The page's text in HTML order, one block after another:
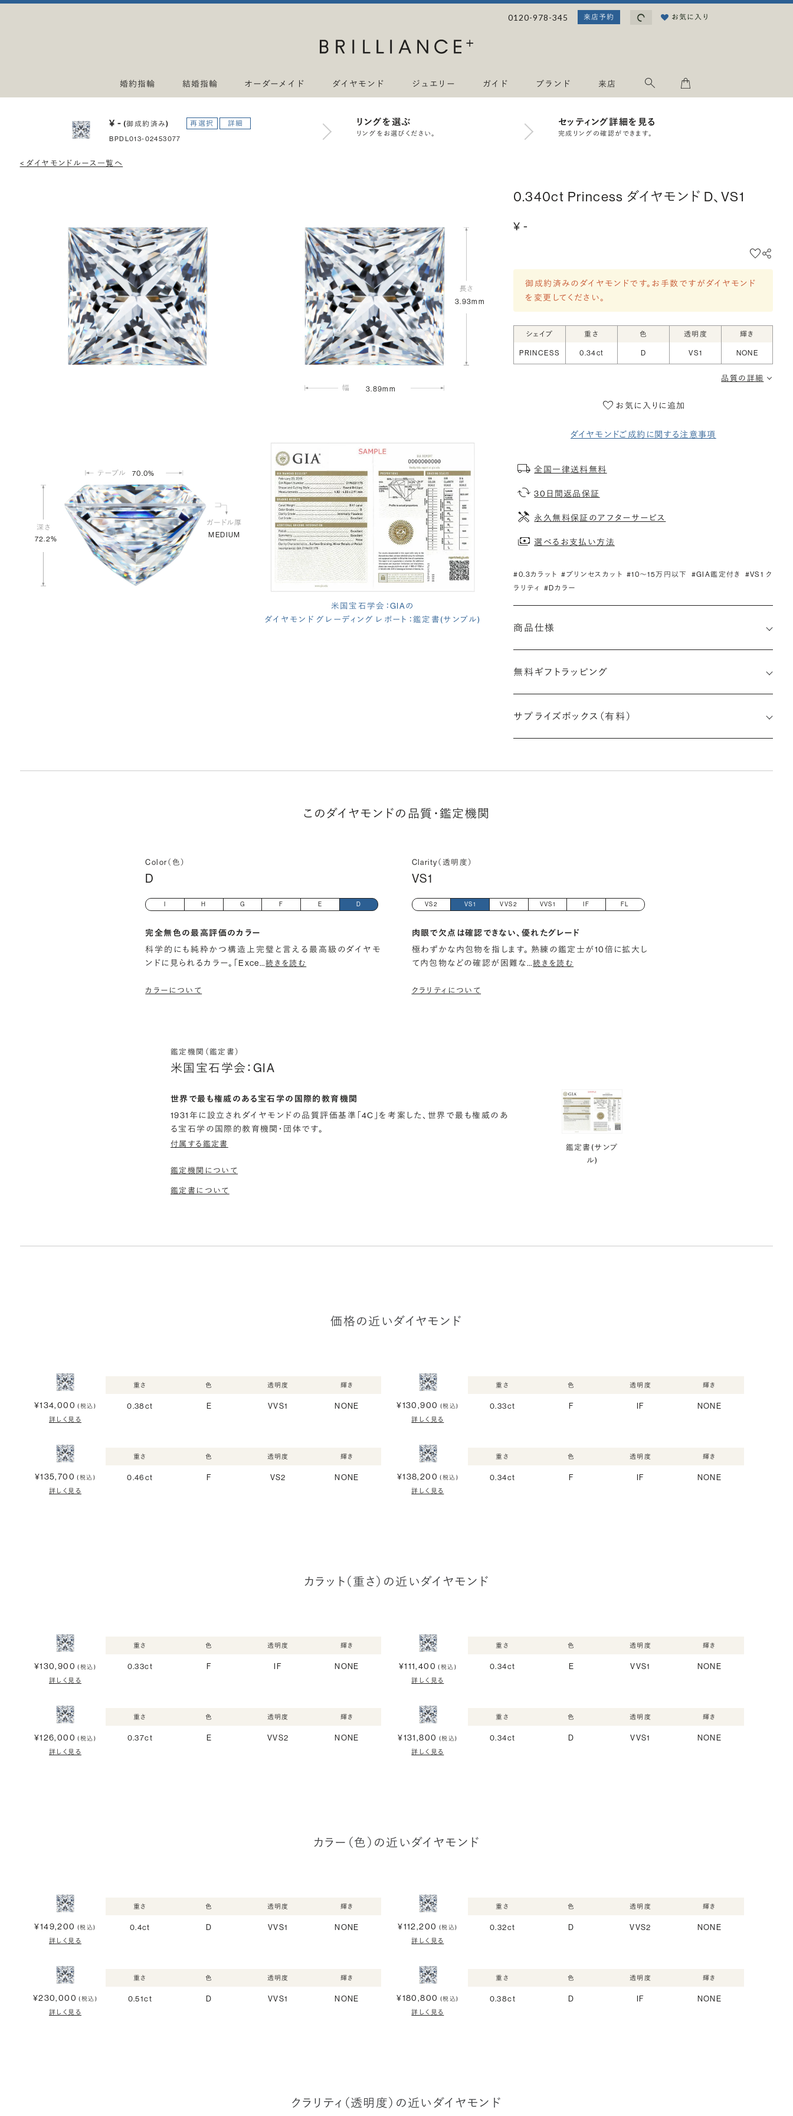
0120-978-345 来店予約 読み込み中...お気に入り
婚約指輪 結婚指輪 オーダーメイド ダイヤモンド ジュエリー ガイド ブランド 来店
¥ -(御成約済み) 再選択 詳細
BPDL013-02453077
リングを選ぶ
リングをお選びください。
セッティング詳細を見る
完成リングの確認ができます。
< ダイヤモンドルース一覧へ
3.93mm
3.89mm
72.2%
70.0%
MEDIUM
米国宝石学会：GIAの
ダイヤモンド グレーディング レポート：鑑定書(サンプル)
0.340ct Princess ダイヤモンド D、VS1
¥ -
御成約済みのダイヤモンドです。お手数ですがダイヤモンド
を変更してください。
シェイプ 重さ 色 透明度 輝き
PRINCESS 0.34ct D VS1 NONE
品質の詳細
お気に入りに追加
ダイヤモンドご成約に関する注意事項
全国一律送料無料
30日間返品保証
永久無料保証のアフターサービス
選べるお支払い方法
#0.3カラット #プリンセスカット #10〜15万円以下 #GIA鑑定付き
#VS1 ク
ラリティ #Dカラー
商品仕様
(長さx幅×深さ)
無料ギフトラッピング
サプライズボックス（有料）
このダイヤモンドの品質・鑑定機関
Color（色）
D
H G F E D
完全無色の最高評価のカラー
科学的にも純粋かつ構造上完璧と言える最高級のダイヤモ
ンドに見られるカラー。「Exce…続きを読む
カラーについて
Clarity（透明度）
VS1
VS2 VS1 VVS2 VVS1 IF FL
肉眼で欠点は確認できない、優れたグレード
極わずかな内包物を指します。 熟練の鑑定士が10倍に拡大し
て内包物などの確認が困難な…続きを読む
クラリティについて
鑑定機関（鑑定書）
米国宝石学会：GIA
世界で最も権威のある宝石学の国際的教育機関
1931年に設立されダイヤモンドの品質評価基準「4C」を考案した、世界で最も権威のあ
る宝石学の国際的教育機関・団体です。
付属する鑑定書
鑑定機関について
鑑定書について
鑑定書(サンプ
ル)
価格の近いダイヤモンド
¥134,000 (税込)
詳しく見る
重さ
0.38ct
色
E
透明度
VVS1
輝き
NONE ¥130,900 (税込)
詳しく見る
重さ
0.33ct
色
F
透明度
IF
輝き
NONE
¥135,700 (税込)
詳しく見る
重さ
0.46ct
色
F
透明度
VS2
輝き
NONE ¥138,200 (税込)
詳しく見る
重さ
0.34ct
色
F
透明度
IF
輝き
NONE
カラット（重さ）の近いダイヤモンド
¥130,900 (税込)
詳しく見る
重さ
0.33ct
色
F
透明度
IF
輝き
NONE ¥111,400 (税込)
詳しく見る
重さ
0.34ct
色
E
透明度
VVS1
輝き
NONE
¥126,000 (税込)
詳しく見る
重さ
0.37ct
色
E
透明度
VVS2
輝き
NONE ¥131,800 (税込)
詳しく見る
重さ
0.34ct
色
D
透明度
VVS1
輝き
NONE
カラー（色）の近いダイヤモンド
¥149,200 (税込)
詳しく見る
重さ
0.4ct
色
D
透明度
VVS1
輝き
NONE ¥112,200 (税込)
詳しく見る
重さ
0.32ct
色
D
透明度
VVS2
輝き
NONE
¥230,000 (税込)
詳しく見る
重さ
0.51ct
色
D
透明度
VVS1
輝き
NONE ¥180,800 (税込)
詳しく見る
重さ
0.38ct
色
D
透明度
IF
輝き
NONE
クラリティ（透明度）の近いダイヤモンド